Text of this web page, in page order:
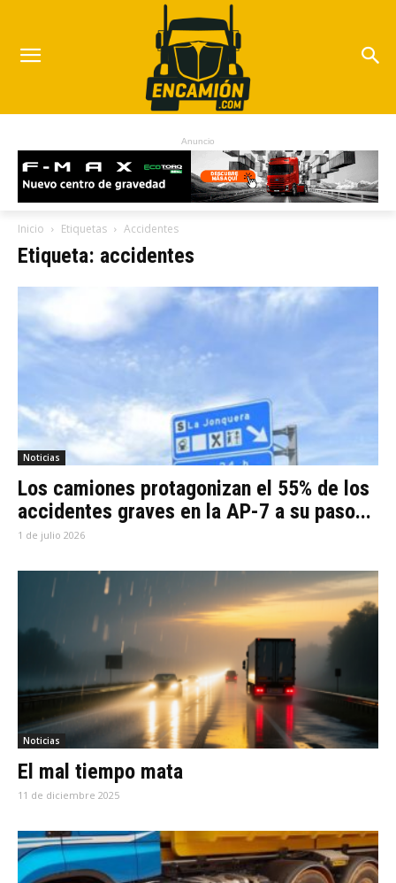
Anuncio
Inicio Etiquetas Accidentes
Etiqueta: accidentes
Noticias
Los camiones protagonizan el 55% de los
accidentes graves en la AP-7 a su paso...
1 de julio 2026
Noticias
El mal tiempo mata
11 de diciembre 2025